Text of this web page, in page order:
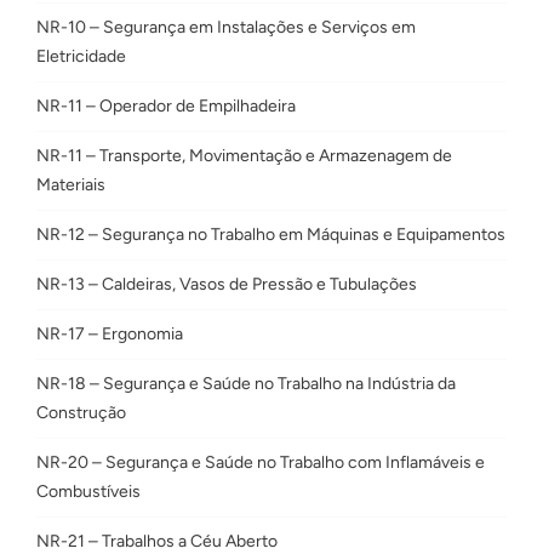
NR-10 – Segurança em Instalações e Serviços em
Eletricidade
NR-11 – Operador de Empilhadeira
NR-11 – Transporte, Movimentação e Armazenagem de
Materiais
NR-12 – Segurança no Trabalho em Máquinas e Equipamentos
NR-13 – Caldeiras, Vasos de Pressão e Tubulações
NR-17 – Ergonomia
NR-18 – Segurança e Saúde no Trabalho na Indústria da
Construção
NR-20 – Segurança e Saúde no Trabalho com Inflamáveis e
Combustíveis
NR-21 – Trabalhos a Céu Aberto